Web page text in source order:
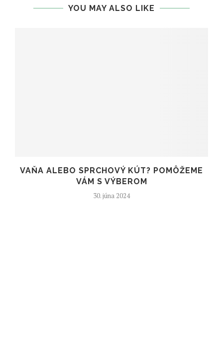
YOU MAY ALSO LIKE
VAŇA ALEBO SPRCHOVÝ KÚT? POMÔŽEME
VÁM S VÝBEROM
30. júna 2024